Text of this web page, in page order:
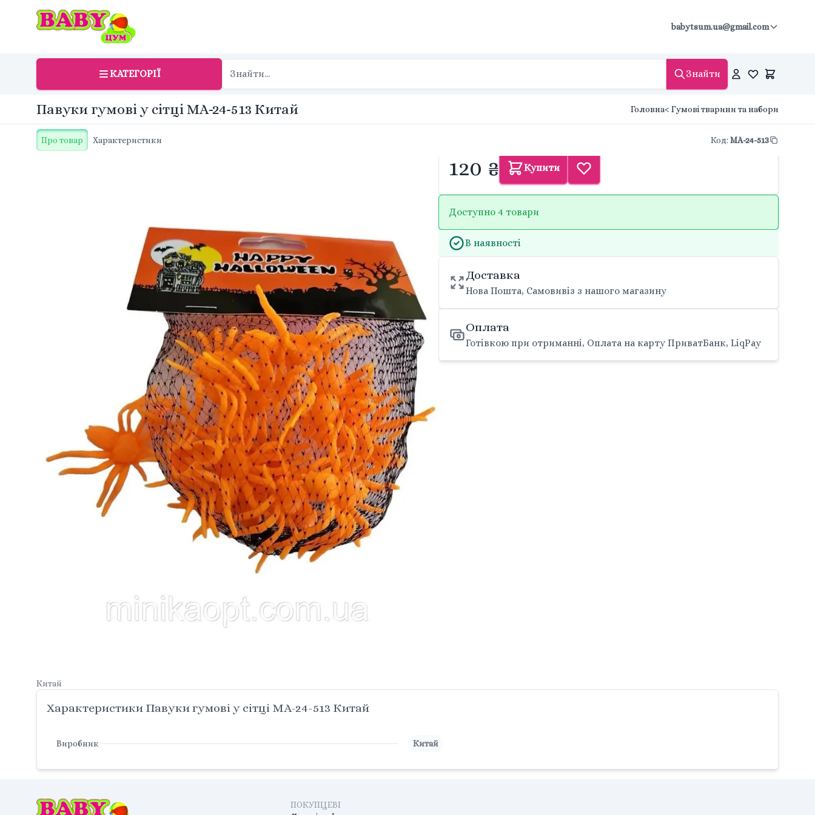
babytsum.ua@gmail.com
КАТЕГОРІЇ Знайти
Павуки гумові у сітці MA-24-513 Китай Головна< Гумові тварини та набори
Про товар Характеристики Код: MA-24-513
Китай
120 ₴ Купити
Доступно 4 товари
В наявності
Доставка
Нова Пошта, Самовивіз з нашого магазину
Оплата
Готівкою при отриманні, Оплата на карту ПриватБанк, LiqPay
Характеристики Павуки гумові у сітці MA-24-513 Китай
Виробник Китай
ПОКУПЦЕВІ